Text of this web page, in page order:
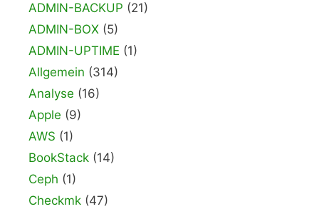
ADMIN-BACKUP (21)
ADMIN-BOX (5)
ADMIN-UPTIME (1)
Allgemein (314)
Analyse (16)
Apple (9)
AWS (1)
BookStack (14)
Ceph (1)
Checkmk (47)